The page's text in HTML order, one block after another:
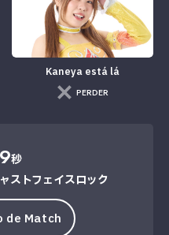
Kaneya está lá
PERDER
秒
ストフェイスロック
de Match